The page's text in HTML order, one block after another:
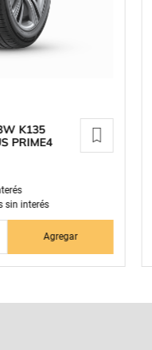
K135
PRIME4
sin interés
Agregar